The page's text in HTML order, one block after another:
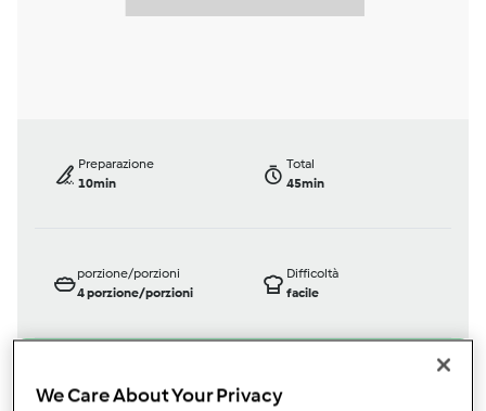
Preparazione
10min
Total
45min
porzione/porzioni
4porzione/porzioni
Difficoltà
facile
Bimby ® TM 31
We Care About Your Privacy